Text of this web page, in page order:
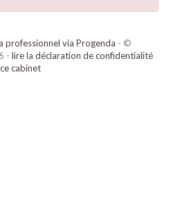
professionnel via Progenda - ©
- lire la déclaration de confidentialité
cabinet